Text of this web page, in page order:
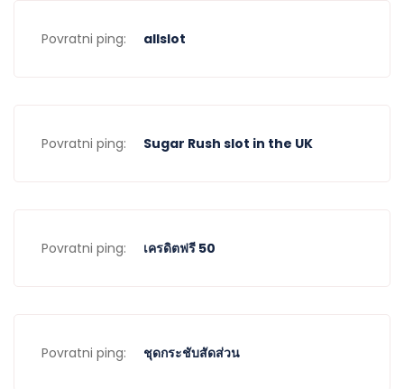
Povratni ping: allslot
Povratni ping: Sugar Rush slot in the UK
Povratni ping: เครดิตฟรี 50
Povratni ping: ชุดกระชับสัดส่วน